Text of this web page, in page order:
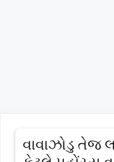
વાવાઝોડુ તેજ